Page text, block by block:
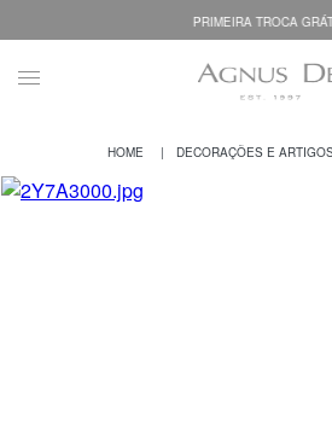
PRIMEIRA TROCA
DECORAÇÕES E